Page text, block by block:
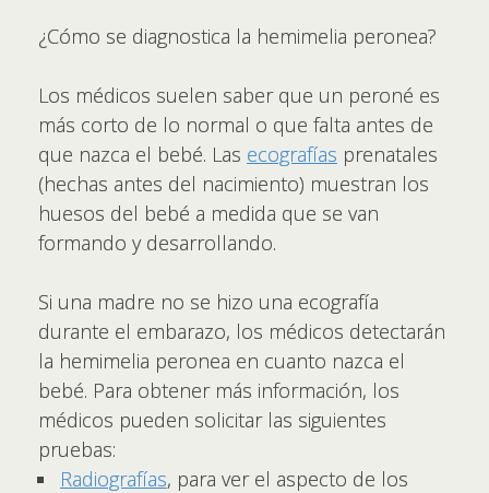
¿Cómo se diagnostica la hemimelia peronea?
Los médicos suelen saber que un peroné es
más corto de lo normal o que falta antes de
que nazca el bebé. Las ecografías prenatales
(hechas antes del nacimiento) muestran los
huesos del bebé a medida que se van
formando y desarrollando.
Si una madre no se hizo una ecografía
durante el embarazo, los médicos detectarán
la hemimelia peronea en cuanto nazca el
bebé. Para obtener más información, los
médicos pueden solicitar las siguientes
pruebas:
Radiografías, para ver el aspecto de los